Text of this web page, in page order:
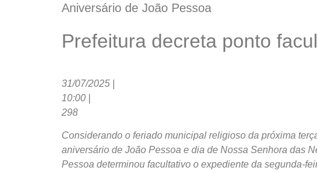
Aniversário de João Pessoa
Prefeitura decreta ponto
31/07/2025 |
10:00 |
298
Considerando o feriado municipal religioso da próxima
aniversário de João Pessoa e dia de Nossa Senhora das
Pessoa determinou facultativo o expediente da segunda-